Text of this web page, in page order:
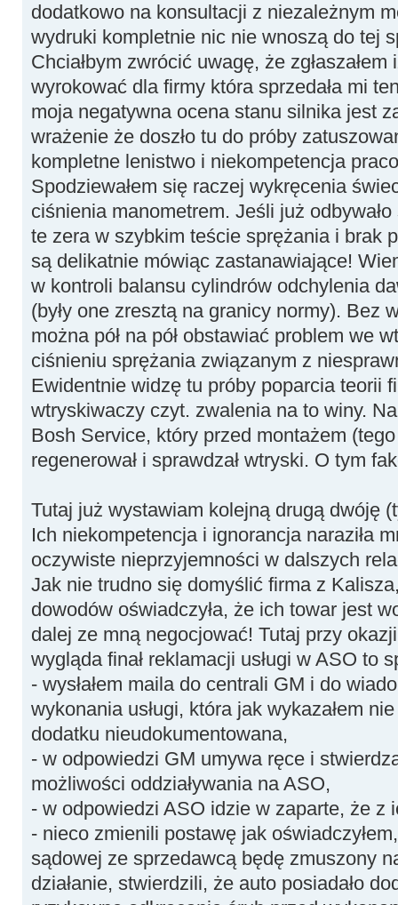
dodatkowo na konsultacji z niezależnym
wydruki kompletnie nic nie wnoszą do tej
Chciałbym zwrócić uwagę, że zgłaszałem
wyrokować dla firmy która sprzedała mi
moja negatywna ocena stanu silnika jest
wrażenie że doszło tu do próby
kompletne lenistwo i niekompetencja
Spodziewałem się raczej wykręcenia
ciśnienia manometrem. Jeśli już
te zera w szybkim teście sprężania i brak
są delikatnie mówiąc zastanawiające!
w kontroli balansu cylindrów odchylenia
(były one zresztą na granicy normy). Bez
można pół na pół obstawiać problem we
ciśnieniu sprężania związanym z
Ewidentnie widzę tu próby poparcia teorii
wtryskiwaczy czyt. zwalenia na to winy.
Bosh Service, który przed montażem
regenerował i sprawdzał wtryski. O tym
Tutaj już wystawiam kolejną drugą dwóję
Ich niekompetencja i ignorancja naraziła
oczywiste nieprzyjemności w dalszych
Jak nie trudno się domyślić firma z
dowodów oświadczyła, że ich towar jest
dalej ze mną negocjować! Tutaj przy
wygląda finał reklamacji usługi w ASO to
- wysłałem maila do centrali GM i do
wykonania usługi, która jak wykazałem
dodatku nieudokumentowana,
- w odpowiedzi GM umywa ręce i
możliwości oddziaływania na ASO,
- w odpowiedzi ASO idzie w zaparte, że z
- nieco zmienili postawę jak
sądowej ze sprzedawcą będę zmuszony
działanie, stwierdzili, że auto posiadało